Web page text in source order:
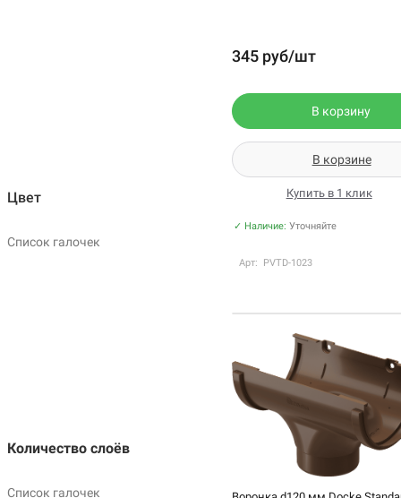
Цвет
Список галочек
Количество слоёв
Список галочек
345 руб/шт
В корзину
В корзине
Купить в 1 клик
✓ Наличие:Уточняйте
Арт: PVTD-1023